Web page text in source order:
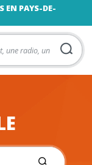
EN PAYS-DE-